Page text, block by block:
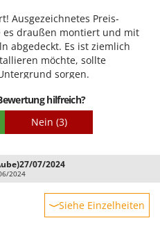
Ausgezeichnetes Preis-
es draußen montiert und mit
abgedeckt. Es ist ziemlich
möchte, sollte
sorgen.
hilfreich?
Nein (3)
27/07/2024
2024
Siehe Einzelheiten